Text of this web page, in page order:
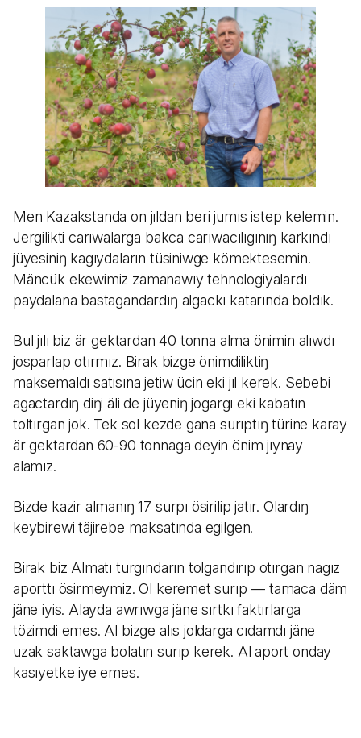
Men Kazakstanda on jıldan beri jumıs istep kelemin.
Jergilikti carıwalarga bakca carıwacılıgınıŋ karkındı
jüyesiniŋ kagıydaların tüsiniwge kömektesemin.
Mäncük ekewimiz zamanawıy tehnologiyalardı
paydalana bastagandardıŋ algackı katarında boldık.
Bul jılı biz är gektardan 40 tonna alma önimin alıwdı
josparlap otırmız. Birak bizge önimdiliktiŋ
maksemaldı satısına jetiw ücin eki jıl kerek. Sebebi
agactardıŋ diŋi äli de jüyeniŋ jogargı eki kabatın
toltırgan jok. Tek sol kezde gana surıptıŋ türine karay
är gektardan 60-90 tonnaga deyin önim jıynay
alamız.
Bizde kazir almanıŋ 17 surpı ösirilip jatır. Olardıŋ
keybirewi täjirebe maksatında egilgen.
Birak biz Almatı turgındarın tolgandırıp otırgan nagız
aporttı ösirmeymiz. Ol keremet surıp — tamaca däm
jäne iyis. Alayda awrıwga jäne sırtkı faktırlarga
tözimdi emes. Al bizge alıs joldarga cıdamdı jäne
uzak saktawga bolatın surıp kerek. Al aport onday
kasıyetke iye emes.